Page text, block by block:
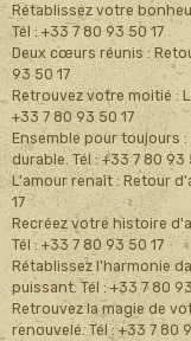
Rétablissez votre
Tél : +33 7 80 93 50 17
Deux cœurs réunis :
93 50 17
Retrouvez votre moitié :
+33 7 80 93 50 17
Ensemble pour toujours
durable. Tél : +33 7 80 93
L'amour renaît : Retour
17
Recréez votre histoire
Tél : +33 7 80 93 50 17
Rétablissez l'harmonie
puissant. Tél : +33 7 80
Retrouvez la magie de
renouvelé. Tél : +33 7 80